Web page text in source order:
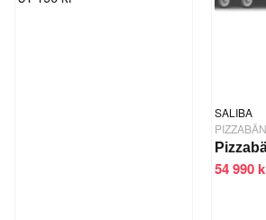
SALIBA
54 990